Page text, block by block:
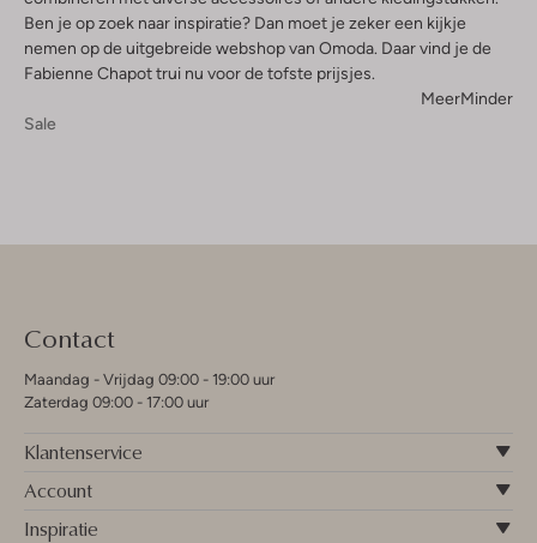
Ben je op zoek naar inspiratie? Dan moet je zeker een kijkje
nemen op de uitgebreide webshop van Omoda. Daar vind je de
Fabienne Chapot trui nu voor de tofste prijsjes.
MeerMinder
Sale
Contact
Maandag - Vrijdag 09:00 - 19:00 uur
Zaterdag 09:00 - 17:00 uur
Klantenservice
Account
Inspiratie